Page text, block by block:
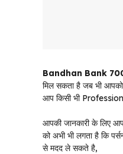
Bandhan Bank
मिल सकता है जब भी
आप किसी भी Profession
आपकी जानकारी के लिए
को अभी भी लगता है कि
से मदद ले सकते है,